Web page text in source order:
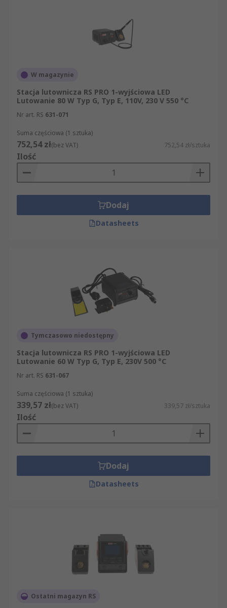
W magazynie
Stacja lutownicza RS PRO 1-wyjściowa LED
Lutowanie 80 W Typ G, Typ E, 110V, 230 V 550 °C
Nr art. RS 631-071
Suma częściowa (1 sztuka)
752,54 zł(bez VAT) 752,54 zł/sztuka
Ilość
Dodaj
Datasheets
Tymczasowo niedostępny
Stacja lutownicza RS PRO 1-wyjściowa LED
Lutowanie 60 W Typ G, Typ E, 230V 500 °C
Nr art. RS 631-067
Suma częściowa (1 sztuka)
339,57 zł(bez VAT) 339,57 zł/sztuka
Ilość
Dodaj
Datasheets
Ostatni magazyn RS